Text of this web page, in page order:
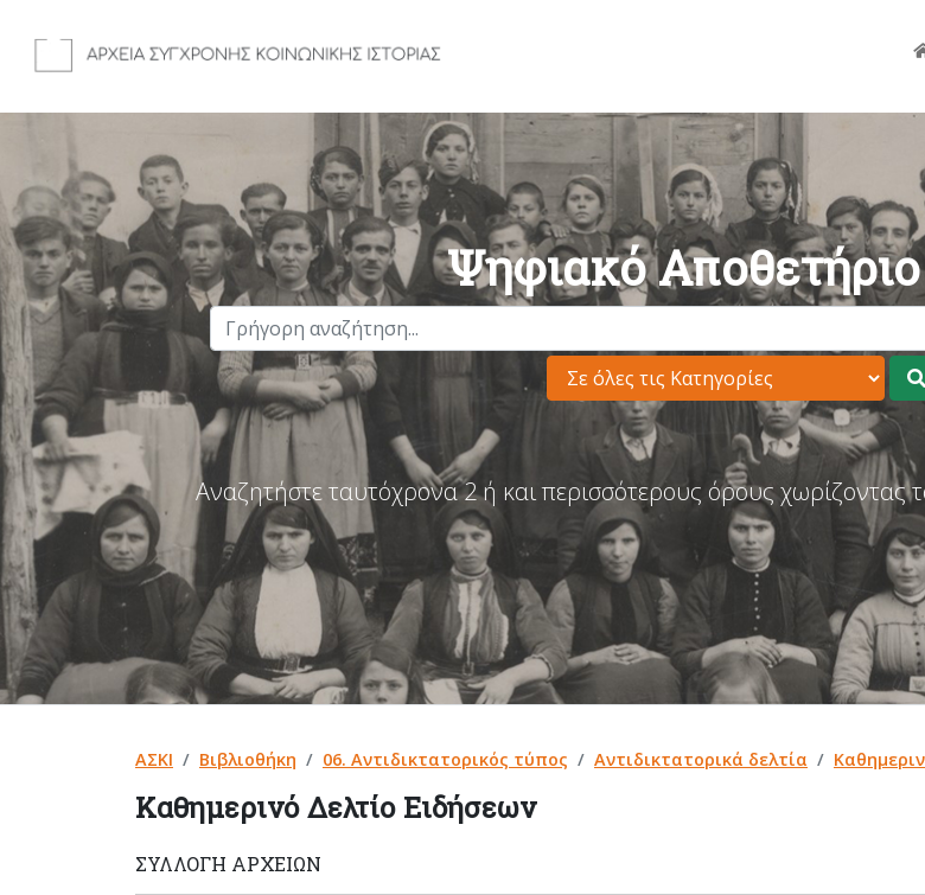
Ψηφιακό
Αναζητήστε ταυτόχρονα 2 ή και περισσότερους όρους χωρίζοντας
ΑΣΚΙ Βιβλιοθήκη 06. Αντιδικτατορικός τύπος Αντιδικτατορικά δελτία
Καθημερινό Δελτίο Ειδήσεων
ΣΥΛΛΟΓΉ ΑΡΧΕΊΩΝ